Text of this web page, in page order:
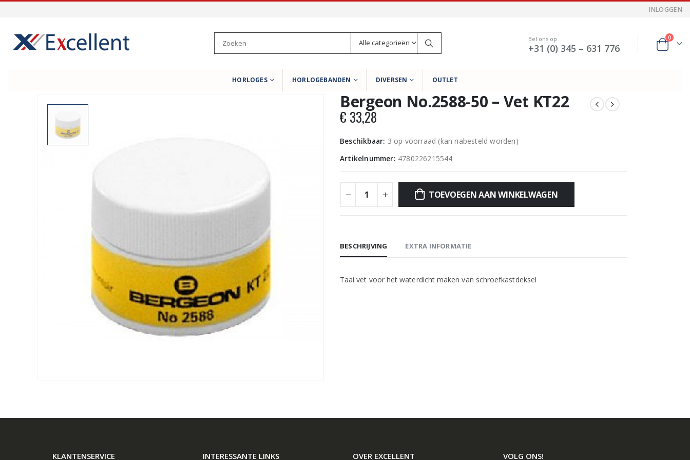
INLOGGEN
Alle categorieën Bel ons op
+31 (0) 345 – 631 776
0
HORLOGES HORLOGEBANDEN DIVERSEN OUTLET
Bergeon No.2588-50 – Vet KT22
€ 33,28
Beschikbaar: 3 op voorraad (kan nabesteld worden)
Artikelnummer: 4780226215544
TOEVOEGEN AAN WINKELWAGEN
BESCHRIJVING EXTRA INFORMATIE
Taai vet voor het waterdicht maken van schroefkastdeksel
KLANTENSERVICE INTERESSANTE LINKS OVER EXCELLENT VOLG ONS!